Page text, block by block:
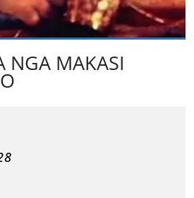
NGA MAKASI